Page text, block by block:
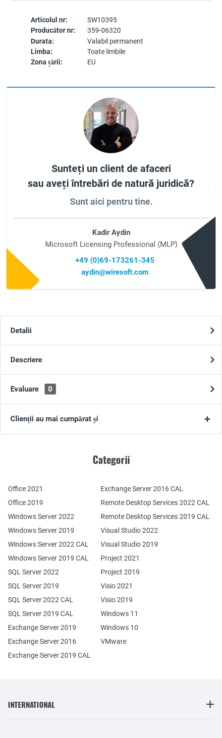
Articolul nr:
SW10395
Producător nr:
359-06320
Durata:
Valabil permanent
Limba:
Toate limbile
Zona țării:
EU
Sunteți un client de afaceri
sau aveți întrebări de natură juridică?
Sunt aici pentru tine.
Kadir Aydin
Microsoft Licensing Professional (MLP)
+49 (0)69-173261-345
aydin@wiresoft.com
Detalii
Descriere
Evaluare 0
Clienții au mai cumpărat și
Categorii
Office 2021
Office 2019
Windows Server 2022
Windows Server 2019
Exchange Server 2019
Exchange Server 2016
SQL Server 2022
SQL Server 2019
Windows Server 2022 CAL
Windows Server 2019 CAL
SQL Server 2022 CAL
SQL Server 2019 CAL
Remote Desktop Services 2022 CAL
Remote Desktop Services 2019 CAL
Exchange Server 2019 CAL
Exchange Server 2016 CAL
Visual Studio 2022
Visual Studio 2019
Project 2021
Project 2019
Visio 2021
Visio 2019
Windows 11
Windows 10
VMware
INTERNATIONAL